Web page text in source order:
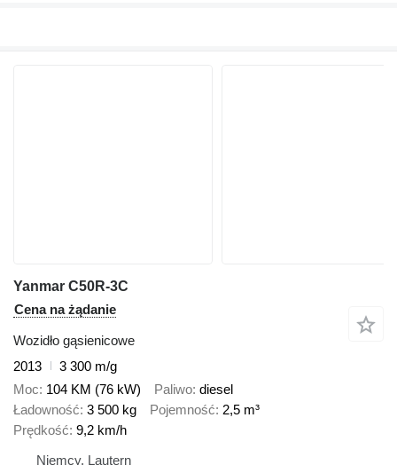
Yanmar C50R-3C
Cena na żądanie
Wozidło gąsienicowe
2013
3 300 m/g
Moc 104 KM (76 kW) Paliwo diesel
Ładowność 3 500 kg Pojemność 2,5 m³
Prędkość 9,2 km/h
Niemcy, Lautern